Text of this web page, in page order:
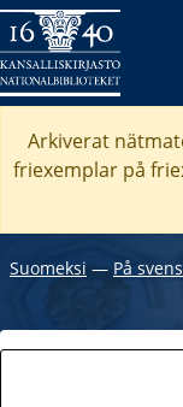
Arkiverat
friexemplar på
Suomeksi ― På